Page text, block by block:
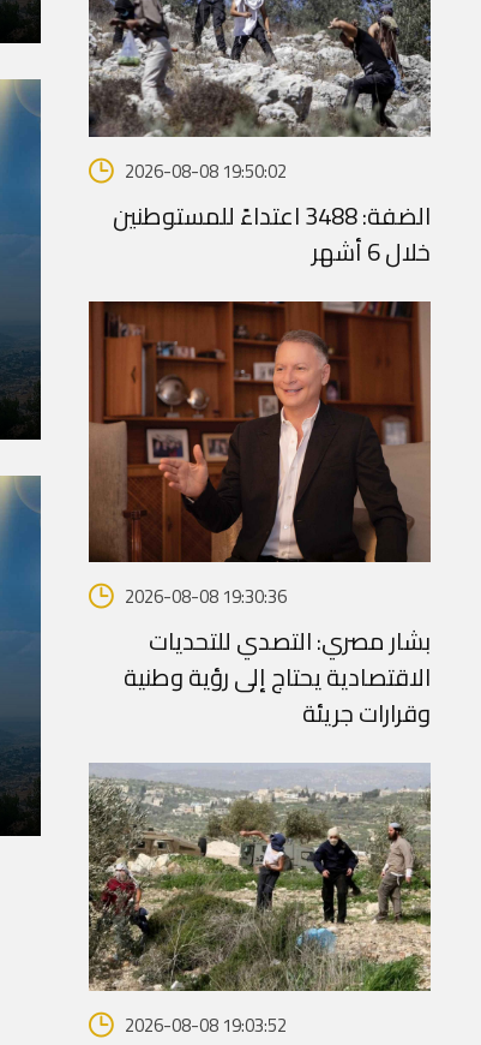
2026-08-08 19:50:02
الضفة: 3488 اعتداءً للمستوطنين
خلال 6 أشهر
2026-08-08 19:30:36
بشار مصري: التصدي للتحديات
الاقتصادية يحتاج إلى رؤية وطنية
وقرارات جريئة
2026-08-08 19:03:52